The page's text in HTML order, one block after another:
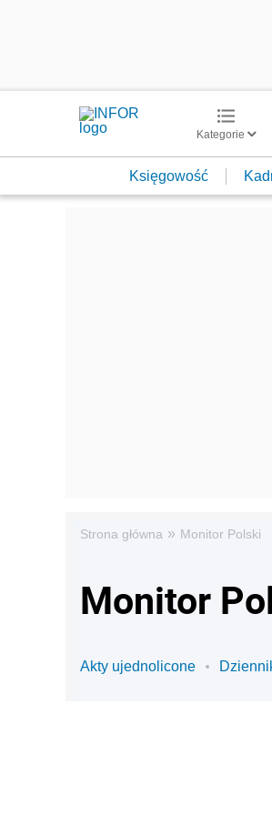
Kategorie
Księgowość
Strona główna » Monitor Polski
Monitor
Akty ujednolicone